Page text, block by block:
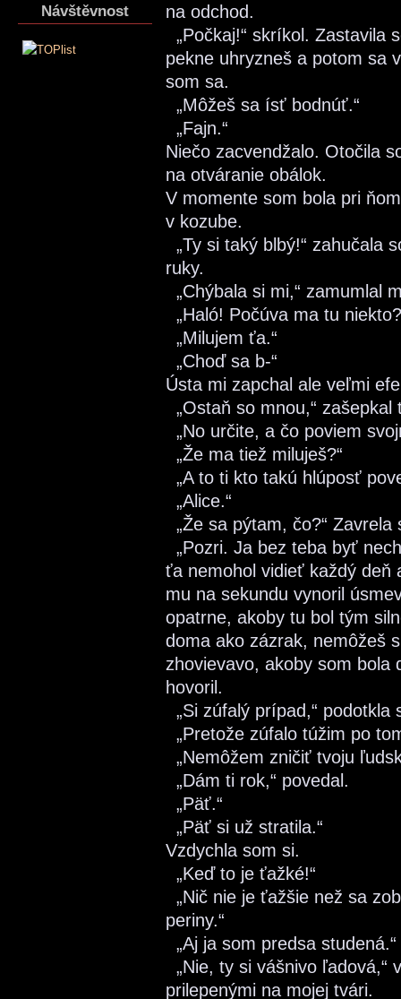
Návštěvnost
na odchod.
„Počkaj!“ skríkol. Zastavila
pekne uhryzneš a potom sa
som sa.
„Môžeš sa ísť bodnúť.“
„Fajn.“
Niečo zacvendžalo. Otočila
na otváranie obálok.
V momente som bola pri
v kozube.
„Ty si taký blbý!“ zahučala
ruky.
„Chýbala si mi,“ zamumlal
„Haló! Počúva ma tu
„Milujem ťa.“
„Choď sa b-“
Ústa mi zapchal ale veľmi
„Ostaň so mnou,“
„No určite, a čo poviem
„Že ma tiež miluješ?“
„A to ti kto takú hlúposť
„Alice.“
„Že sa pýtam, čo?“ Zavrela
„Pozri. Ja bez teba byť
ťa nemohol vidieť každý deň
mu na sekundu vynoril
opatrne, akoby tu bol tým
doma ako zázrak, nemôžeš
zhovievavo, akoby som bola
hovoril.
„Si zúfalý prípad,“ podotkla
„Pretože zúfalo túžim po
„Nemôžem zničiť tvoju
„Dám ti rok,“ povedal.
„Päť.“
„Päť si už stratila.“
Vzdychla som si.
„Keď to je ťažké!“
„Nič nie je ťažšie než sa
periny.“
„Aj ja som predsa studená.“
„Nie, ty si vášnivo ľadová,“
prilepenými na mojej tvári.